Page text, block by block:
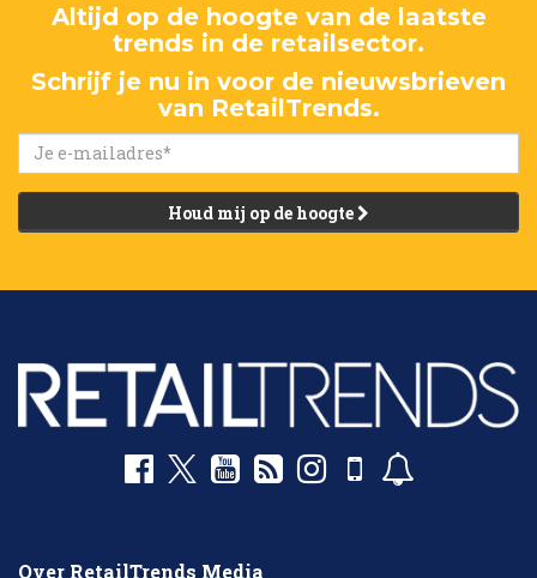
Altijd op de hoogte van de laatste
trends in de retailsector.
Schrijf je nu in voor de nieuwsbrieven
van RetailTrends.
Houd mij op de hoogte
Over RetailTrends Media